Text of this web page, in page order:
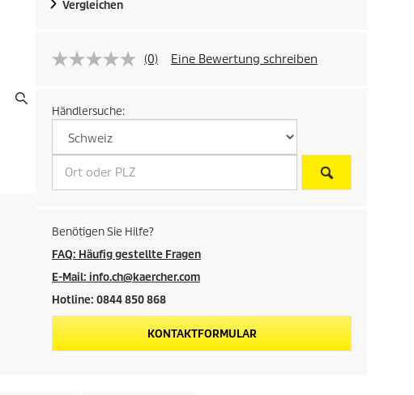
P
e
i
s
d
e
s
P
r
Vergleichen
(0) Eine Bewertung schreiben
Händlersuche:
Benötigen Sie Hilfe?
FAQ: Häufig gestellte Fragen
E-Mail: info.ch@kaercher.com
Hotline: 0844 850 868
KONTAKTFORMULAR